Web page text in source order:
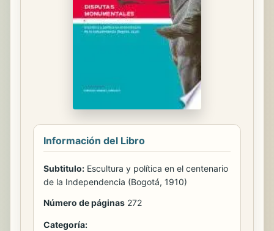
Información del Libro
Subtitulo: Escultura y política en el centenario
de la Independencia (Bogotá, 1910)
Número de páginas 272
Categoría: